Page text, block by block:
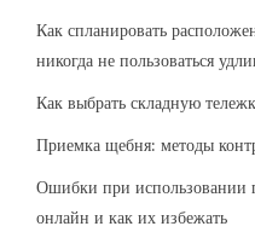
Как спланировать
никогда не пользоваться
Как выбрать складную
Приемка щебня: методы
Ошибки при использовании
онлайн и как их избежать